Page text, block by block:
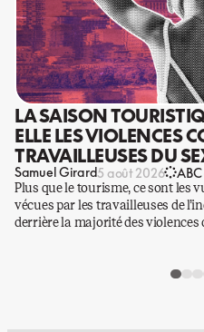
LA SAISON
ELLE LES VIOLENCES
TRAVAILLEUSES DU
Samuel Girard5 août 2026
Plus que le tourisme, ce sont les
vécues par les travailleuses de
derrière la majorité des violences